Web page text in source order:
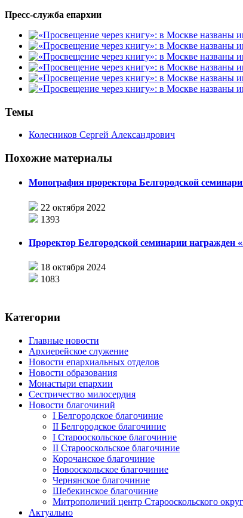
Пресс-служба епархии
Темы
Колесников Сергей Александрович
Похожие материалы
Монография проректора Белгородской
22 октября 2022
1393
Проректор Белгородской семинарии награжден
18 октября 2024
1083
Категории
Главные новости
Архиерейское служение
Новости епархиальных отделов
Новости образования
Монастыри епархии
Сестричество милосердия
Новости благочиний
I Белгородское благочиние
II Белгородское благочиние
I Старооскольское благочиние
II Старооскольское благочиние
Корочанское благочиние
Новооскольское благочиние
Чернянское благочиние
Шебекинское благочиние
Митрополичий центр Старооскольского
Актуально